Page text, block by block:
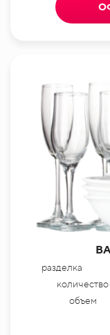
разделка
количество
объем